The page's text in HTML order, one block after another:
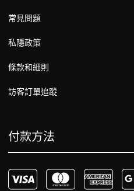
常見問題
私隱政策
條款和細則
訪客訂單追蹤
付款方法